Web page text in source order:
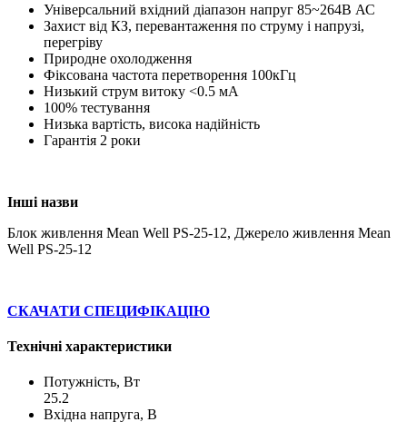
Універсальний вхідний діапазон напруг 85~264В АС
Захист від КЗ, перевантаження по струму і напрузі,
перегріву
Природне охолодження
Фіксована частота перетворення 100кГц
Низький струм витоку <0.5 мА
100% тестування
Низька вартість, висока надійність
Гарантія 2 роки
Інші назви
Блок живлення Mean Well PS-25-12, Джерело живлення Mean
Well PS-25-12
СКАЧАТИ СПЕЦИФІКАЦІЮ
Технічні характеристики
Потужність, Вт
25.2
Вхідна напруга, В